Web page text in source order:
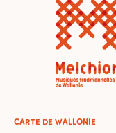
CARTE DE WALLONIE